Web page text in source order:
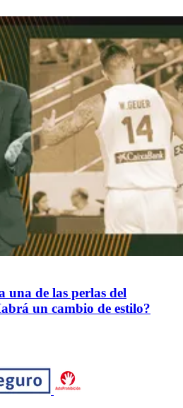
una de las perlas del
un cambio de estilo?